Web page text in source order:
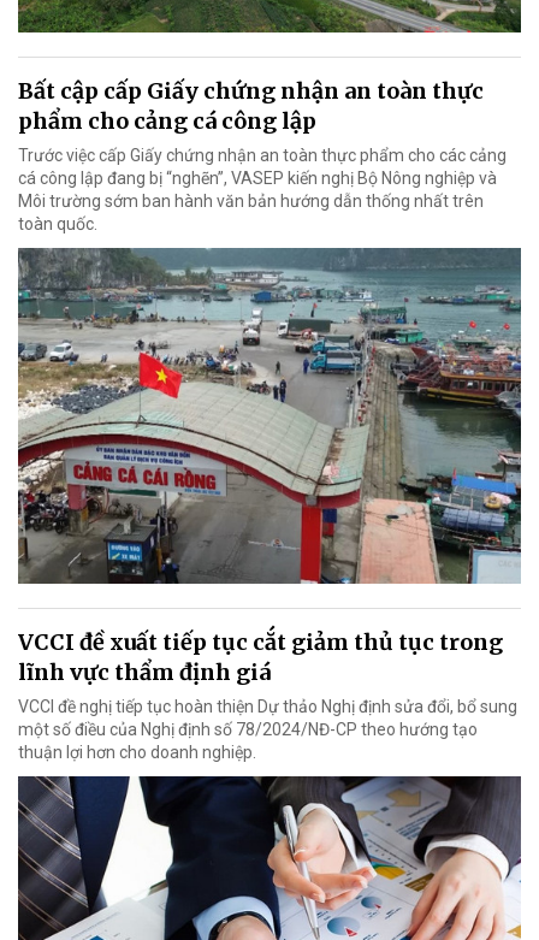
Bất cập cấp Giấy chứng nhận an toàn thực
phẩm cho cảng cá công lập
Trước việc cấp Giấy chứng nhận an toàn thực phẩm cho các cảng
cá công lập đang bị “nghẽn”, VASEP kiến nghị Bộ Nông nghiệp và
Môi trường sớm ban hành văn bản hướng dẫn thống nhất trên
toàn quốc.
VCCI đề xuất tiếp tục cắt giảm thủ tục trong
lĩnh vực thẩm định giá
VCCI đề nghị tiếp tục hoàn thiện Dự thảo Nghị định sửa đổi, bổ sung
một số điều của Nghị định số 78/2024/NĐ-CP theo hướng tạo
thuận lợi hơn cho doanh nghiệp.